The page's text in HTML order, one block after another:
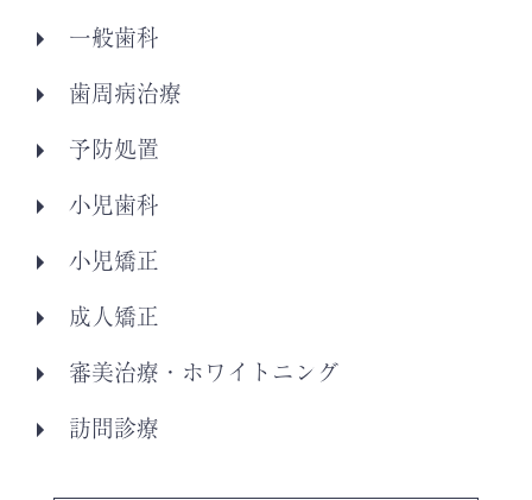
一般歯科
歯周病治療
予防処置
小児歯科
小児矯正
成人矯正
審美治療・ホワイトニング
訪問診療